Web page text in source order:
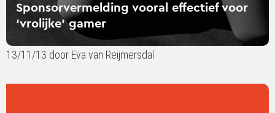
Sponsorvermelding vooral effectief voor
‘vrolijke’ gamer
13/11/13 door Eva van Reijmersdal